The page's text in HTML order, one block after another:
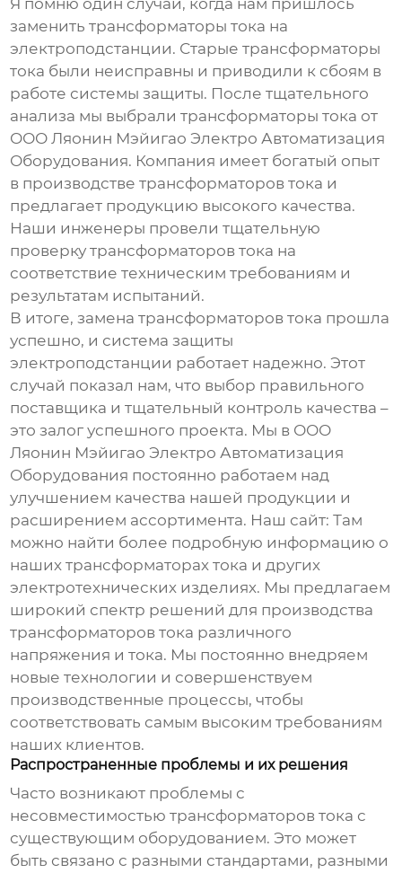
Я помню один случай, когда нам пришлось
заменитьтрансформаторы тока на
электроподстанции. Старыетрансформаторы
тока были неисправны и приводили к сбоям в
работе системы защиты. После тщательного
анализа мы выбралитрансформаторы тока от
ООО Ляонин Мэйигао Электро Автоматизация
Оборудования. Компания имеет богатый опыт
в производстве трансформаторов тока и
предлагает продукцию высокого качества.
Наши инженеры провели тщательную
проверкутрансформаторов тока на
соответствие техническим требованиям и
результатам испытаний.
В итоге, заменатрансформаторов тока прошла
успешно, и система защиты
электроподстанции работает надежно. Этот
случай показал нам, что выбор правильного
поставщика и тщательный контроль качества –
это залог успешного проекта. Мы в ООО
Ляонин Мэйигао Электро Автоматизация
Оборудования постоянно работаем над
улучшением качества нашей продукции и
расширением ассортимента. Наш сайт:Там
можно найти более подробную информацию о
нашихтрансформаторах тока и других
электротехнических изделиях. Мы предлагаем
широкий спектр решений для производства
трансформаторов тока различного
напряжения и тока. Мы постоянно внедряем
новые технологии и совершенствуем
производственные процессы, чтобы
соответствовать самым высоким требованиям
наших клиентов.
Распространенные проблемы и их решения
Часто возникают проблемы с
несовместимостьютрансформаторов тока с
существующим оборудованием. Это может
быть связано с разными стандартами, разными